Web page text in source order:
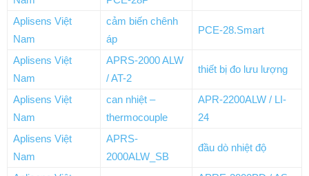
Aplisens Việt
Nam
cảm biến chênh
áp
PCE-28.Smart
Aplisens Việt
Nam
APRS-2000 ALW
/ AT-2
thiết bị đo lưu lượng
Aplisens Việt
Nam
can nhiệt –
thermocouple
APR-2200ALW / LI-
24
Aplisens Việt
Nam
APRS-
2000ALW_SB
đầu dò nhiệt độ